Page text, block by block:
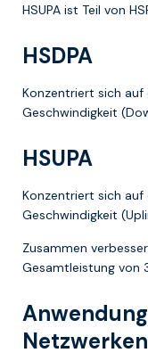
HSUPA ist Teil von
HSDPA
Konzentriert sich
Geschwindigkeit
HSUPA
Konzentriert sich
Geschwindigkeit
Zusammen
Gesamtleistung von